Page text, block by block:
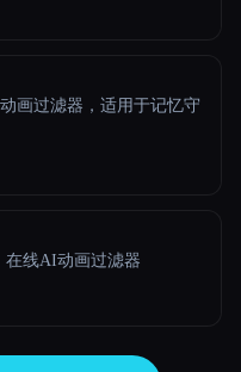
画过滤器，适用于记忆守
在线AI动画过滤器